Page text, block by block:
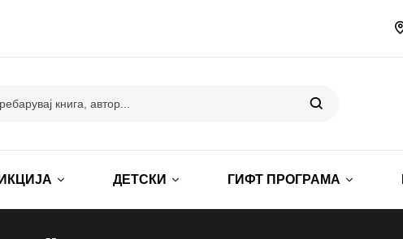
ДЕТСКИ ГИФТ ПРОГРАМА